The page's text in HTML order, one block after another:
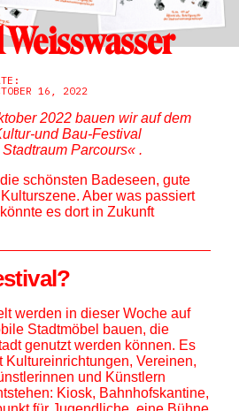
16, 2022
2022 bauen wir auf dem
und Bau-Festival
Parcours« .
schönsten Badeseen, gute
Aber was passiert
es dort in Zukunft
werden in dieser Woche auf
Stadtmöbel bauen, die
genutzt werden können. Es
Kultureinrichtungen, Vereinen,
und Künstlern
Kiosk, Bahnhofskantine,